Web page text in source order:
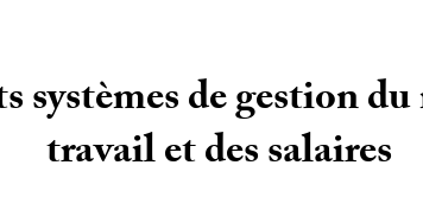
systèmes de gestion
travail et des salaires